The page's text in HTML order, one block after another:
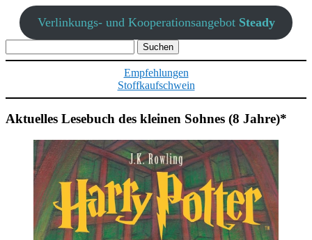
Verlinkungs- und Kooperationsangebot Steady
nach:
Empfehlungen
Stoffkaufschwein
Aktuelles Lesebuch des kleinen Sohnes (8 Jahre)*